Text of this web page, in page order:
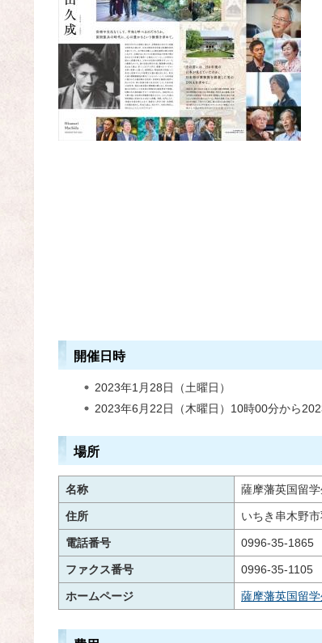
開催日時
2023年1月28日（土曜日）
2023年6月22日（木曜日）10時00分から
場所
名称 薩摩藩英国留
住所 いちき串木野
電話番号 0996-35-1865
ファクス番号 0996-35-1105
ホームページ 薩摩藩英国留